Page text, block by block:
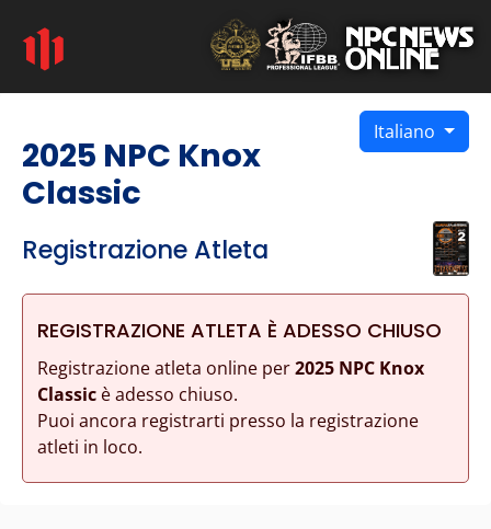
Italiano
2025 NPC Knox
Classic
Registrazione Atleta
REGISTRAZIONE ATLETA È ADESSO CHIUSO
Registrazione atleta online per2025 NPC Knox
Classicè adesso chiuso.
Puoi ancora registrarti presso la registrazione
atleti in loco.